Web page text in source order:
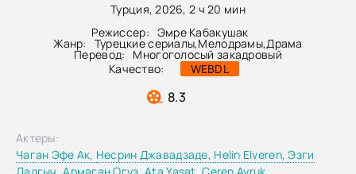
Турция, 2026, 2 ч 20 мин
Режиссер: Эмре Кабакушак
Жанр: Турецкие сериалы,Мелодрамы,Драма
Перевод: Многоголосый закадровый
Качество:
WEBDL
8.3
Актеры:
Чаган Эфе Ак, Несрин Джавадзаде, Helin Elveren,Эзги